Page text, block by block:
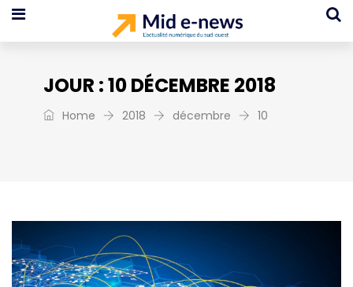
JOUR :10 DÉCEMBRE 2018
Home 2018 décembre 10